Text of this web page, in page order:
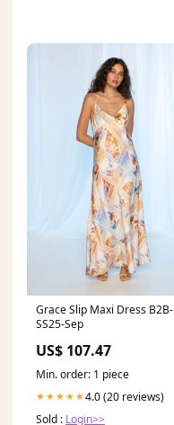
Grace Slip Maxi Dress B2B-
SS25-Sep
US$ 107.47
Min. order: 1 piece
★★★★★4.0 (20 reviews)
Sold : Login>>